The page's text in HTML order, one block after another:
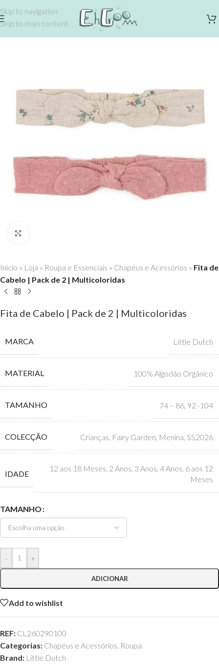
Skip to navigation
Skip to main content
Início » Loja » Roupa e Essenciais » Chapéus e Acessórios » Fita de
Cabelo | Pack de 2 | Multicoloridas
Fita de Cabelo | Pack de 2 | Multicoloridas
MARCA Little Dutch
MATERIAL 100% Algodão Orgânico
TAMANHO 74 – 86 92 -104
COLECÇÃO Crianças Fairy Garden Menina SS2026
IDADE
12 aos 18 Meses, 2 Anos, 3 Anos, 4 Anos, 6 aos 12
Meses
TAMANHO
- +
ADICIONAR
Add to wishlist
REF: CL260290100
Categorias: Chapéus e Acessórios, Roupa
Brand: Little Dutch